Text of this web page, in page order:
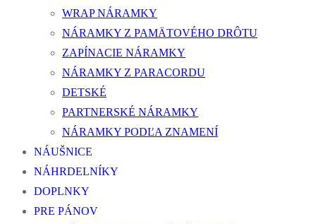
WRAP NÁRAMKY
NÁRAMKY Z PAMÄTOVÉHO DRÔTU
ZAPÍNACIE NÁRAMKY
NÁRAMKY Z PARACORDU
DETSKÉ
PARTNERSKÉ NÁRAMKY
NÁRAMKY PODĽA ZNAMENÍ
NÁUŠNICE
NÁHRDELNÍKY
DOPLNKY
PRE PÁNOV